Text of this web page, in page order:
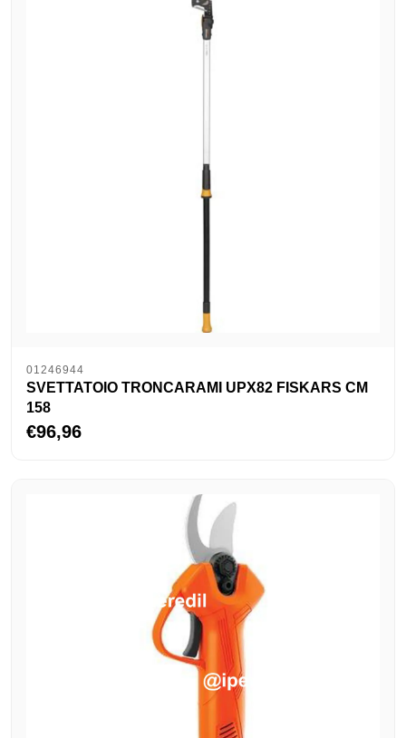
01246944
SVETTATOIO TRONCARAMI UPX82 FISKARS CM
158
€96,96